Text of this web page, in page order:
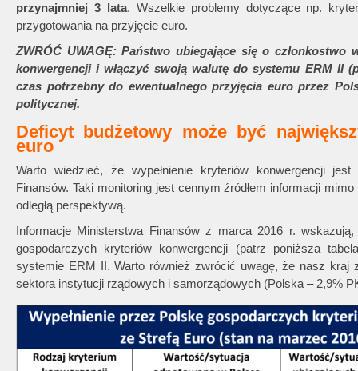
przynajmniej 3 lata. Wszelkie problemy dotyczące np.
przygotowania na przyjęcie euro.
ZWRÓĆ UWAGĘ: Państwo ubiegające się o
konwergencji i włączyć swoją walutę do systemu ERM II
czas potrzebny do ewentualnego przyjęcia euro przez
politycznej.
Deficyt budżetowy może być
euro
Warto wiedzieć, że wypełnienie kryteriów konwergencji
Finansów. Taki monitoring jest cennym źródłem informacji
odległą perspektywą.
Informacje Ministerstwa Finansów z marca 2016 r.
gospodarczych kryteriów konwergencji (patrz poniższa
systemie ERM II. Warto również zwrócić uwagę, że nasz kraj
sektora instytucji rządowych i samorządowych (Polska – 2,9%